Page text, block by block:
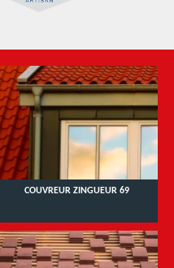
COUVREUR ZINGUEUR 69